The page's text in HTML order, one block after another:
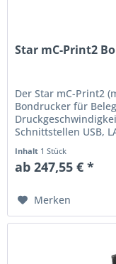
Star mC-Print2
Der Star mC-Print2
Bondrucker für
Schnittstellen USB,
Inhalt 1 Stück
ab 247,55 € *
Merken